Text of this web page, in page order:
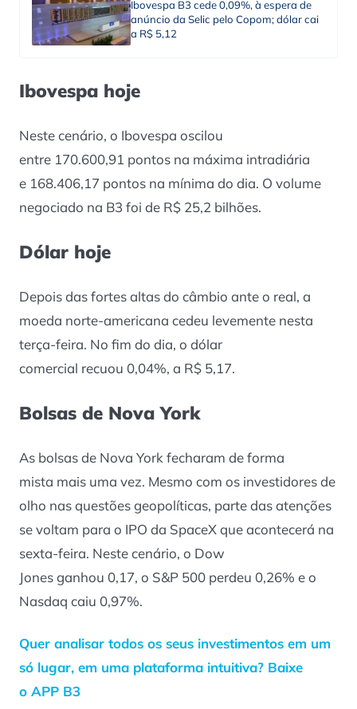
Ibovespa B3 cede 0,09%, à espera de
anúncio da Selic pelo Copom; dólar cai
a R$ 5,12
Ibovespa hoje
Neste cenário, o Ibovespa oscilou
entre 170.600,91 pontos na máxima intradiária
e 168.406,17 pontos na mínima do dia. O volume
negociado na B3 foi de R$ 25,2 bilhões.
Dólar hoje
Depois das fortes altas do câmbio ante o real, a
moeda norte-americana cedeu levemente nesta
terça-feira. No fim do dia, o dólar
comercial recuou 0,04%, a R$ 5,17.
Bolsas de Nova York
As bolsas de Nova York fecharam de forma
mista mais uma vez. Mesmo com os investidores de
olho nas questões geopolíticas, parte das atenções
se voltam para o IPO da SpaceX que acontecerá na
sexta-feira. Neste cenário, o Dow
Jones ganhou 0,17, o S&P 500 perdeu 0,26% e o
Nasdaq caiu 0,97%.
Quer analisar todos os seus investimentos em um
só lugar, em uma plataforma intuitiva? Baixe
o APP B3